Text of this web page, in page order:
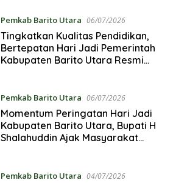
Pemkab Barito Utara 06/07/2026
Tingkatkan Kualitas Pendidikan,
Bertepatan Hari Jadi Pemerintah
Kabupaten Barito Utara Resmi
Pemkab Barito Utara 06/07/2026
Momentum Peringatan Hari Jadi
Kabupaten Barito Utara, Bupati H
Shalahuddin Ajak Masyarakat
Pemkab Barito Utara 04/07/2026